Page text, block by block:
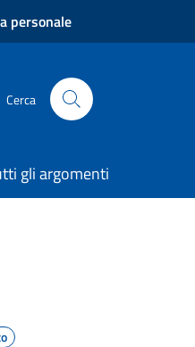
personale
Cerca
gli argomenti